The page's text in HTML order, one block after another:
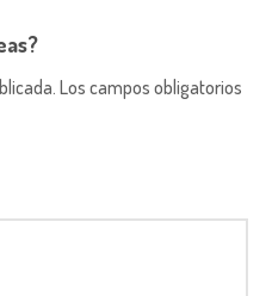
Los campos obligatorios